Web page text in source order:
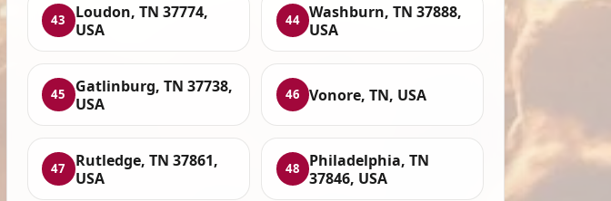
43
Loudon, TN 37774,
USA
44 Washburn, TN 37888,
USA
45
Gatlinburg, TN 37738,
USA
46 Vonore, TN, USA
47
Rutledge, TN 37861,
USA
48
Philadelphia, TN
37846, USA